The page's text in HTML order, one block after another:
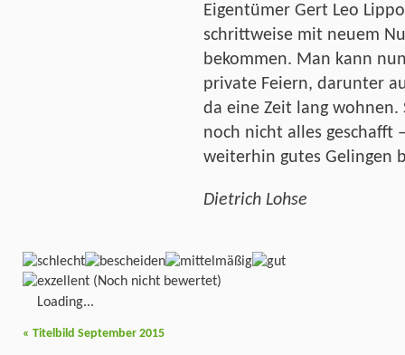
Eigentümer Gert Leo
schrittweise mit neuem
bekommen. Man kann
private Feiern, darunter
da eine Zeit lang
noch nicht alles geschafft
weiterhin gutes Gelingen
Dietrich Lohse
(Noch nicht bewertet)
Loading...
« Titelbild September 2015